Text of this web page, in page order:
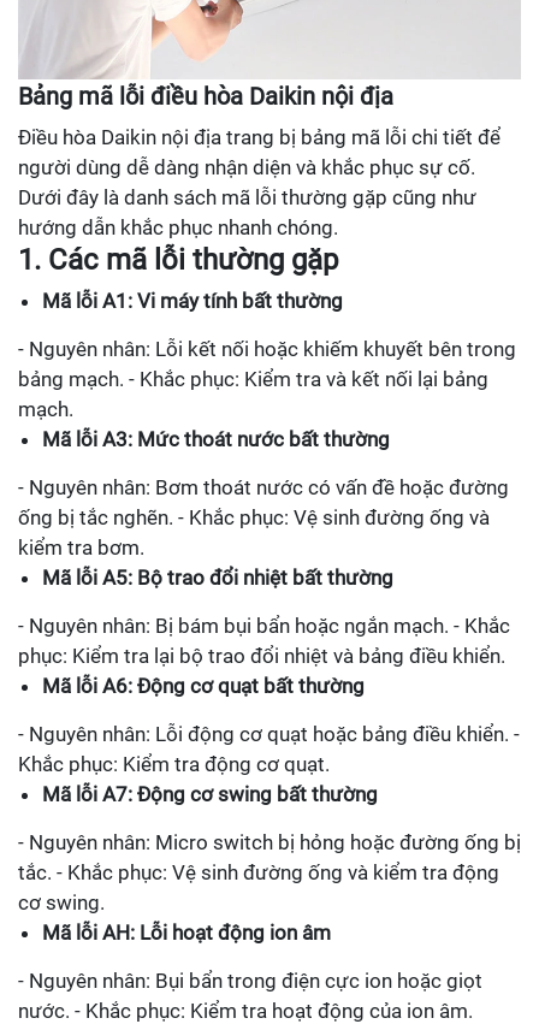
Bảng mã lỗi điều hòa Daikin nội địa
Điều hòa Daikin nội địa trang bị bảng mã lỗi chi tiết để
người dùng dễ dàng nhận diện và khắc phục sự cố.
Dưới đây là danh sách mã lỗi thường gặp cũng như
hướng dẫn khắc phục nhanh chóng.
1. Các mã lỗi thường gặp
Mã lỗi A1: Vi máy tính bất thường
- Nguyên nhân: Lỗi kết nối hoặc khiếm khuyết bên trong
bảng mạch. - Khắc phục: Kiểm tra và kết nối lại bảng
mạch.
Mã lỗi A3: Mức thoát nước bất thường
- Nguyên nhân: Bơm thoát nước có vấn đề hoặc đường
ống bị tắc nghẽn. - Khắc phục: Vệ sinh đường ống và
kiểm tra bơm.
Mã lỗi A5: Bộ trao đổi nhiệt bất thường
- Nguyên nhân: Bị bám bụi bẩn hoặc ngắn mạch. - Khắc
phục: Kiểm tra lại bộ trao đổi nhiệt và bảng điều khiển.
Mã lỗi A6: Động cơ quạt bất thường
- Nguyên nhân: Lỗi động cơ quạt hoặc bảng điều khiển. -
Khắc phục: Kiểm tra động cơ quạt.
Mã lỗi A7: Động cơ swing bất thường
- Nguyên nhân: Micro switch bị hỏng hoặc đường ống bị
tắc. - Khắc phục: Vệ sinh đường ống và kiểm tra động
cơ swing.
Mã lỗi AH: Lỗi hoạt động ion âm
- Nguyên nhân: Bụi bẩn trong điện cực ion hoặc giọt
nước. - Khắc phục: Kiểm tra hoạt động của ion âm.